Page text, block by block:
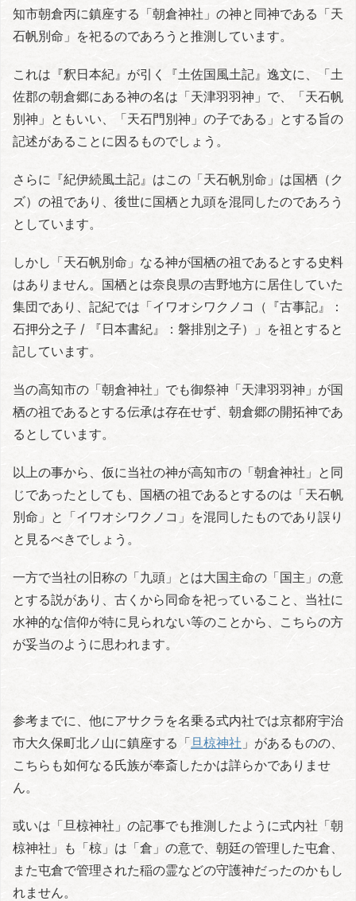
知市朝倉丙に鎮座する「朝倉神社」の神と同神である「天
石帆別命」を祀るのであろうと推測しています。
これは『釈日本紀』が引く『土佐国風土記』逸文に、「土
佐郡の朝倉郷にある神の名は「天津羽羽神」で、「天石帆
別神」ともいい、「天石門別神」の子である」とする旨の
記述があることに因るものでしょう。
さらに『紀伊続風土記』はこの「天石帆別命」は国栖（ク
ズ）の祖であり、後世に国栖と九頭を混同したのであろう
としています。
しかし「天石帆別命」なる神が国栖の祖であるとする史料
はありません。国栖とは奈良県の吉野地方に居住していた
集団であり、記紀では「イワオシワクノコ（『古事記』：
石押分之子 / 『日本書紀』：磐排別之子）」を祖とすると
記しています。
当の高知市の「朝倉神社」でも御祭神「天津羽羽神」が国
栖の祖であるとする伝承は存在せず、朝倉郷の開拓神であ
るとしています。
以上の事から、仮に当社の神が高知市の「朝倉神社」と同
じであったとしても、国栖の祖であるとするのは「天石帆
別命」と「イワオシワクノコ」を混同したものであり誤り
と見るべきでしょう。
一方で当社の旧称の「九頭」とは大国主命の「国主」の意
とする説があり、古くから同命を祀っていること、当社に
水神的な信仰が特に見られない等のことから、こちらの方
が妥当のように思われます。
参考までに、他にアサクラを名乗る式内社では京都府宇治
市大久保町北ノ山に鎮座する「旦椋神社 」があるものの、
こちらも如何なる氏族が奉斎したかは詳らかでありませ
ん。
或いは「旦椋神社」の記事でも推測したように式内社「朝
椋神社」も「椋」は「倉」の意で、朝廷の管理した屯倉、
また屯倉で管理された稲の霊などの守護神だったのかもし
れません。